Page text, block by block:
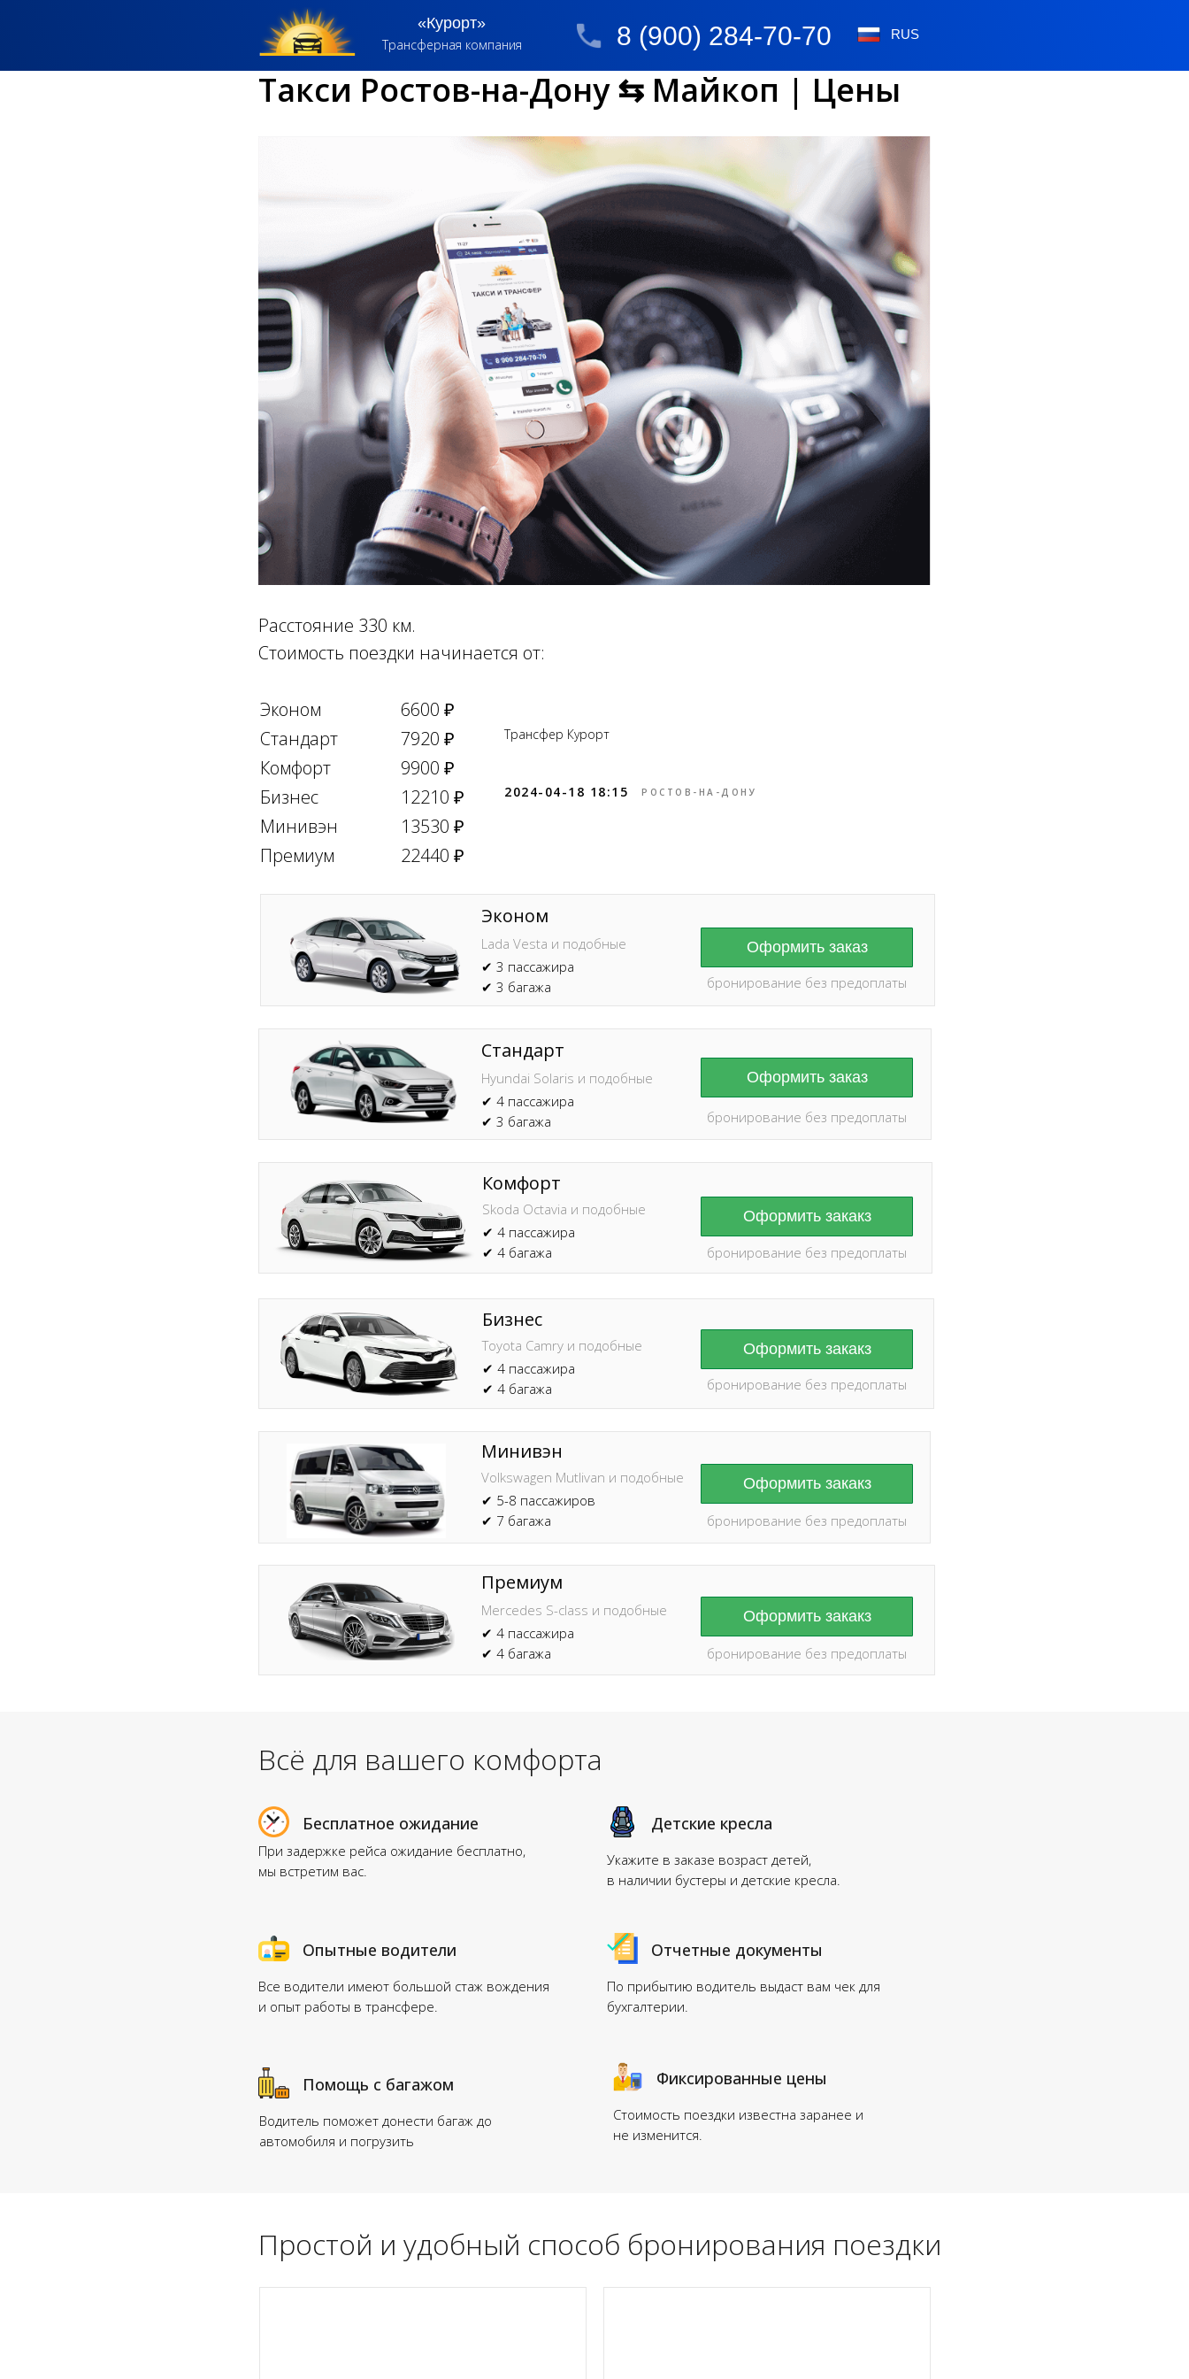
8 (900) 284-70-70
«Курорт»
Трансферная компания
RUS
Такси Ростов-на-Дону ⇆ Майкоп | Цены
Расстояние 330 км.
Стоимость поездки начинается от:
Эконом
6600 ₽
Стандарт
7920 ₽
Комфорт
9900 ₽
Бизнес
12210 ₽
Минивэн
13530 ₽
Премиум
22440 ₽
Трансфер Курорт
2024-04-18 18:15 РОСТОВ-НА-ДОНУ
Оформить заказ
Стандарт
Hyundai Solaris и подобные
✔ 4 пассажира
✔ 3 багажа
Бизнес
Toyota Camry и подобные
✔ 4 пассажира
✔ 4 багажа
Минивэн
Volkswagen Mutlivan и подобные
✔ 5-8 пассажиров
✔ 7 багажа
Премиум
Mercedes S-class и подобные
✔ 4 пассажира
✔ 4 багажа
Оформить закакз
Оформить закакз
Оформить закакз
бронирование без предоплаты
бронирование без предоплаты
Оформить заказ
Эконом
Lada Vesta и подобные
✔ 3 пассажира
✔ 3 багажа
Комфорт
Skoda Octavia и подобные
✔ 4 пассажира
✔ 4 багажа
Оформить закакз
бронирование без предоплаты
бронирование без предоплаты
бронирование без предоплаты
бронирование без предоплаты
При задержке рейса ожидание бесплатно,
мы встретим вас.
Укажите в заказе возраст детей,
в наличии бустеры и детские кресла.
Водитель поможет донести багаж до
автомобиля и погрузить
Бесплатное ожидание Детские кресла
Помощь с багажом
Все водители имеют большой стаж вождения
и опыт работы в трансфере.
По прибытию водитель выдаст вам чек для
бухгалтерии.
Стоимость поездки известна заранее и
не изменится.
Опытные водители Отчетные документы
Фиксированные цены
Всё для вашего комфорта
Простой и удобный способ бронирования поездки